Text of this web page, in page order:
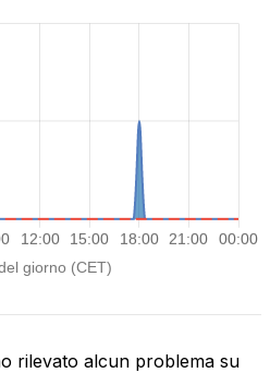
rilevato alcun problema su